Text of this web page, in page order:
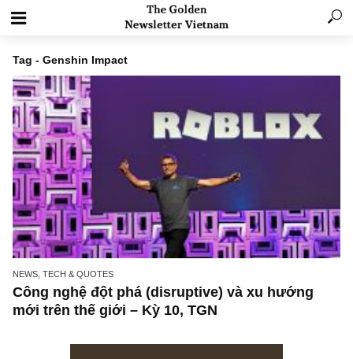
Tag - Genshin Impact
NEWS, TECH & QUOTES
mới trên thế giới – Kỳ 10, TGN